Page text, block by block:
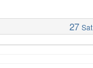
27 Sat